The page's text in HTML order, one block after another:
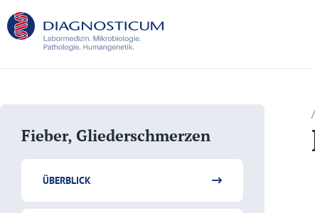
Fieber, Gliederschmerzen
ÜBERBLICK